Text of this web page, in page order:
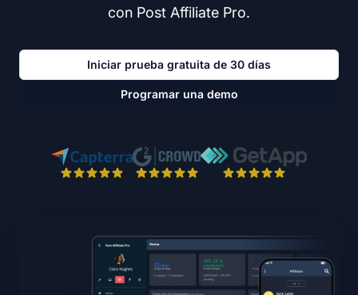
con Post Affiliate Pro.
Iniciar prueba gratuita de 30 días
Programar una demo